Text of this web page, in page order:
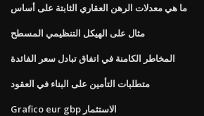
ما هي معدلات الرهن العقاري الثابتة على أساس
مثال على الهيكل التنظيمي المسطح
المخاطر الكامنة في اتفاق تبادل سعر الفائدة
متطلبات التأمين على البناء في العقود
Grafico eur gbp الاستثمار